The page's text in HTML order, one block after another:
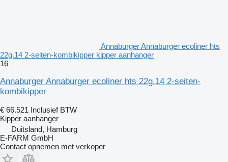
Annaburger Annaburger ecoliner hts
22g.14 2-seiten-kombikipper kipper aanhanger
16
Annaburger Annaburger ecoliner hts 22g.14 2-seiten-
kombikipper
€ 66.521 Inclusief BTW
Kipper aanhanger
Duitsland, Hamburg
E-FARM GmbH
Contact opnemen met verkoper